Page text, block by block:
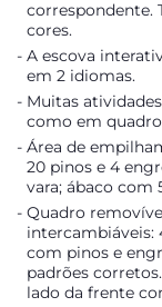
correspondente.
cores.
A escova
em 2 idiomas.
Muitas
como em
Área de
20 pinos e 4
vara; ábaco com
Quadro
intercambiáveis:
com pinos e
padrões
lado da frente